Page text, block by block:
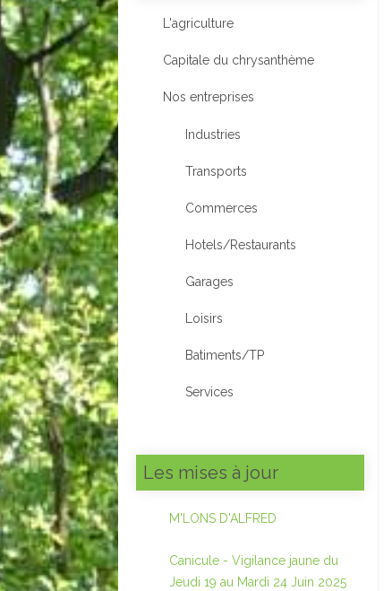
L'agriculture
Capitale du chrysanthème
Nos entreprises
Industries
Transports
Commerces
Hotels/Restaurants
Garages
Loisirs
Batiments/TP
Services
Les mises à jour
M'LONS D'ALFRED
Canicule - Vigilance jaune du
Jeudi 19 au Mardi 24 Juin 2025